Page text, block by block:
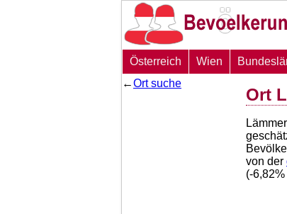
Österreich Wien
←Ort suche
Ort
von der
(-6,82%